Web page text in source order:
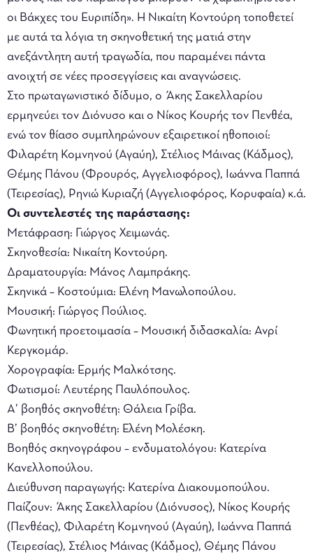
οι Βάκχες του Ευριπίδη». Η Νικαίτη Κοντούρη τοποθετεί
µε αυτά τα λόγια τη σκηνοθετική της ματιά στην
ανεξάντλητη αυτή τραγωδία, που παραμένει πάντα
ανοιχτή σε νέες προσεγγίσεις και αναγνώσεις.
Στο πρωταγωνιστικό δίδυμο, ο Άκης Σακελλαρίου
ερμηνεύει τον Διόνυσο και ο Νίκος Κουρής τον Πενθέα,
ενώ τον θίασο συμπληρώνουν εξαιρετικοί ηθοποιοί:
Φιλαρέτη Κοµνηνού (Αγαύη), Στέλιος Μάινας (Κάδµος),
Θέµης Πάνου (Φρουρός, Αγγελιοφόρος), Ιωάννα Παππά
(Τειρεσίας), Ρηνιώ Κυριαζή (Αγγελιοφόρος, Κορυφαία) κ.ά.
Οι συντελεστές της παράστασης:
Μετάφραση: Γιώργος Χειµωνάς.
Σκηνοθεσία: Νικαίτη Κοντούρη.
Δραµατουργία: Μάνος Λαµπράκης.
Σκηνικά – Κοστούµια: Ελένη Μανωλοπούλου.
Μουσική: Γιώργος Πούλιος.
Φωνητική προετοιµασία – Μουσική διδασκαλία: Ανρί
Κεργκοµάρ.
Χορογραφία: Ερµής Μαλκότσης.
Φωτισµοί: Λευτέρης Παυλόπουλος.
Α’ βοηθός σκηνοθέτη: Θάλεια Γρίβα.
Β’ βοηθός σκηνοθέτη: Ελένη Μολέσκη.
Βοηθός σκηνογράφου – ενδυµατολόγου: Κατερίνα
Κανελλοπούλου.
Διεύθυνση παραγωγής: Κατερίνα Διακουµοπούλου.
Παίζουν: Άκης Σακελλαρίου (Διόνυσος), Νίκος Κουρής
(Πενθέας), Φιλαρέτη Κοµνηνού (Αγαύη), Ιωάννα Παππά
(Τειρεσίας), Στέλιος Μάινας (Κάδµος), Θέµης Πάνου